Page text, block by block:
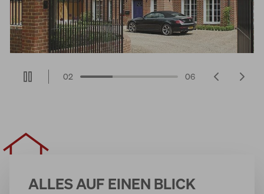
ALLES AUF EINEN BLICK
02 06